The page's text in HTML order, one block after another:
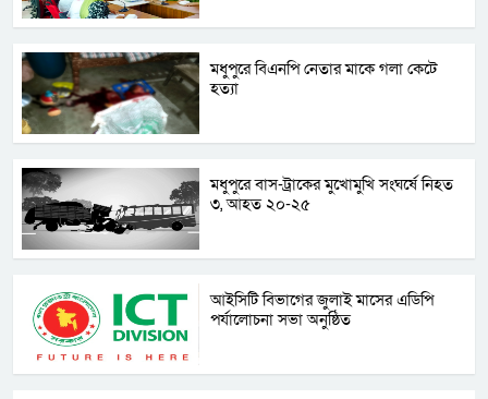
মধুপুরে বিএনপি নেতার মাকে গলা কেটে
হত্যা
মধুপুরে বাস-ট্রাকের মুখোমুখি সংঘর্ষে নিহত
৩, আহত ২০-২৫
আইসিটি বিভাগের জুলাই মাসের এডিপি
পর্যালোচনা সভা অনুষ্ঠিত